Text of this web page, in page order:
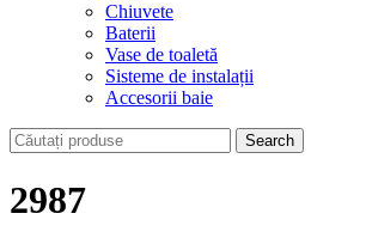
Chiuvete
Baterii
Vase de toaletă
Sisteme de instalații
Accesorii baie
Search
2987